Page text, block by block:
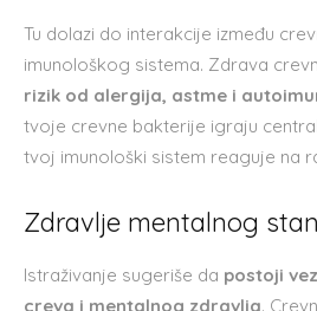
Tu dolazi do interakcije između
imunološkog sistema. Zdrava
rizik od alergija, astme i
tvoje crevne bakterije igraju
tvoj imunološki sistem reaguje na
Zdravlje mentalnog
Istraživanje sugeriše da postoji
creva i mentalnog zdravlja.